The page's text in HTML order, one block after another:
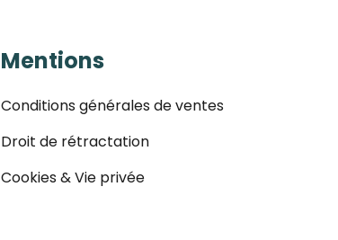
Mentions
Conditions générales de ventes
Droit de rétractation
Cookies & Vie privée